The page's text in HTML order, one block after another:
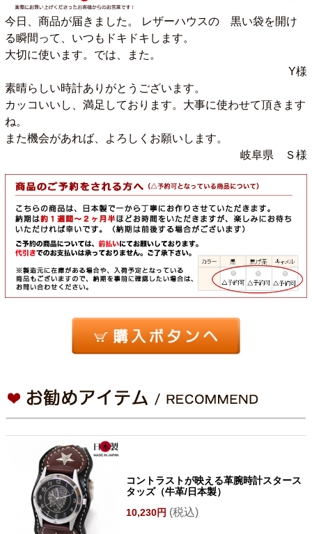
今日、商品が届きました。 レザーハウスの 黒い袋を開け
る瞬間って、いつもドキドキします。
大切に使います。では、また。
Y様
素晴らしい時計ありがとうございます。
カッコいいし、満足しております。大事に使わせて頂きます
ね。
また機会があれば、よろしくお願いします。
岐阜県 Ｓ様
コントラストが映える革腕時計スタース
タッズ（牛革/日本製）
10,230円 (税込)